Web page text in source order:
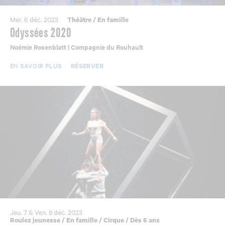
Mer. 6 déc. 2023 Théâtre/ En famille
Odyssées 2020
Noémie Rosenblatt | Compagnie du Rouhault
EN SAVOIR PLUS
RÉSERVER
Jeu. 7 & Ven. 8 déc. 2023
Roulez jeunesse/ En famille/Cirque/ Dès 6 ans